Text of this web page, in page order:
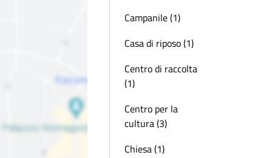
Campanile (1)
Casa di riposo (1)
Centro di raccolta
(1)
Centro per la
cultura (3)
Chiesa (1)